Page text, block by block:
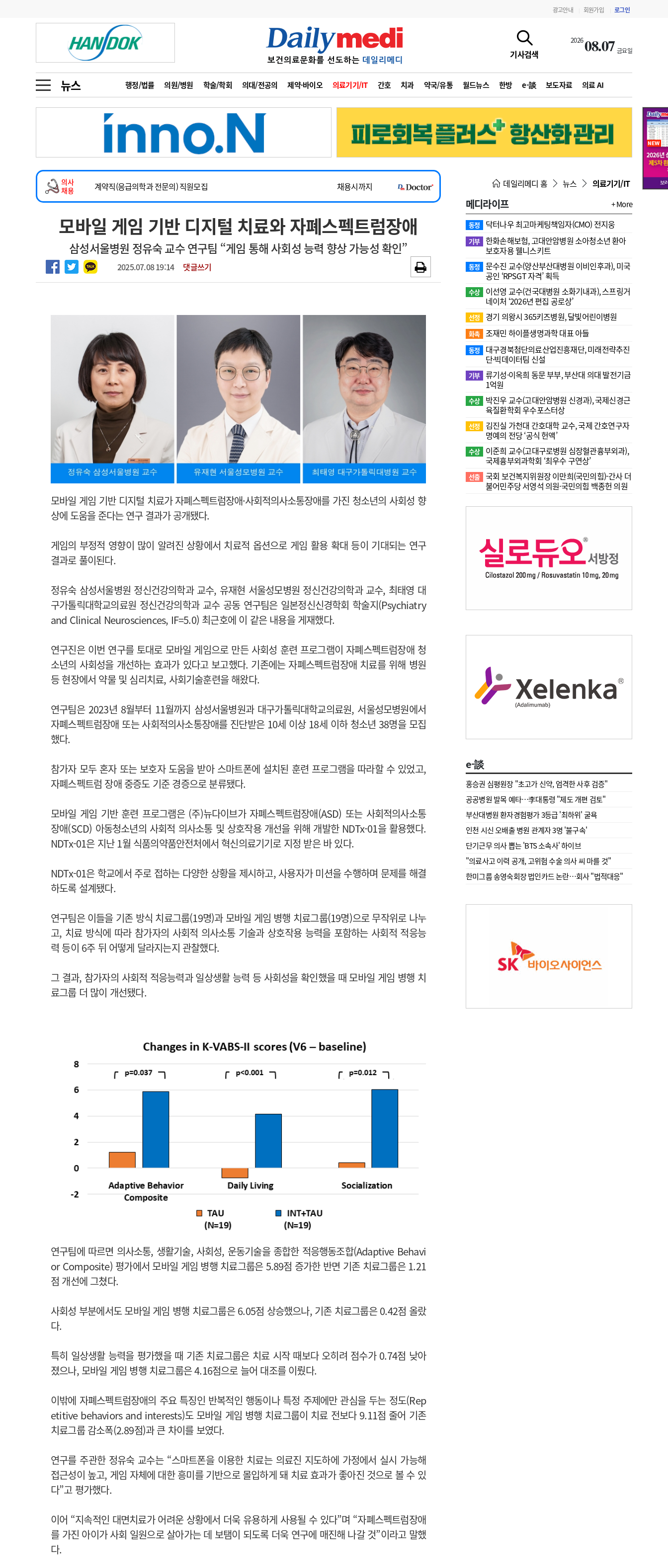
광고안내 회원가입 로그인
기사검색
202608.07 금요일
뉴스 행정/법률 의원/병원 학술/학회 의대/전공의 제약·바이오 의료기기/IT 간호 치과 약국/유통 월드뉴스 한방 e-談 보도자료 의료 AI
금주의 검색어
1
의사인력 수급 추계
3
AI의료
4
전공의 모집 결과
6
관리급여 실시
수련환경 개선
의과대학 입시
인사 사고
오피니언 수첩
인물 초대석 피플
동영상뉴스
포토뉴스
메디 Hospital 지역병원 중소병원
인포메이션 행정처분 판례 정책/통계 공시 지침·기준·평가 약제급여 심사 결과
고객센터 회사소개 법적고지 광고안내
의사
채용
2026년 하반기 인턴 모집
~2026-08-31
마취통증의학과 임기제 임상의사 채용
채용시까지
소아청소년과(소아응급전담) 계약직 의사 공개채용
채용시까지
하반기 전공의(레지던트1년차) 모집
~2026-08-15
2026년 하반기 인턴 모집
~2026-08-31
마취통증의학과 임기제 임상의사 채용
채용시까지
모바일 게임 기반 디지털 치료와 자폐스펙트럼장애
삼성서울병원 정유숙 교수 연구팀 “게임 통해 사회성 능력 향상 가능성 확인”
2025.07.08 19:14 댓글쓰기
모바일 게임 기반 디지털 치료가 자폐스펙트럼장애·사회적의사소통장애를 가진 청소년의 사회성 향
상에 도움을 준다는 연구 결과가 공개됐다.
게임의 부정적 영향이 많이 알려진 상황에서 치료적 옵션으로 게임 활용 확대 등이 기대되는 연구
결과로 풀이된다.
정유숙 삼성서울병원 정신건강의학과 교수, 유재현 서울성모병원 정신건강의학과 교수, 최태영 대
구가톨릭대학교의료원 정신건강의학과 교수 공동 연구팀은 일본정신신경학회 학술지(Psychiatry
and Clinical Neurosciences, IF=5.0) 최근호에 이 같은 내용을 게재했다.
연구진은 이번 연구를 토대로 모바일 게임으로 만든 사회성 훈련 프로그램이 자폐스펙트럼장애 청
소년의 사회성을 개선하는 효과가 있다고 보고했다. 기존에는 자폐스펙트럼장애 치료를 위해 병원
등 현장에서 약물 및 심리치료, 사회기술훈련을 해왔다.
연구팀은 2023년 8월부터 11월까지 삼성서울병원과 대구가톨릭대학교의료원, 서울성모병원에서
자폐스펙트럼장애 또는 사회적의사소통장애를 진단받은 10세 이상 18세 이하 청소년 38명을 모집
했다.
참가자 모두 혼자 또는 보호자 도움을 받아 스마트폰에 설치된 훈련 프로그램을 따라할 수 있었고,
자폐스펙트럼 장애 중증도 기준 경증으로 분류됐다.
모바일 게임 기반 훈련 프로그램은 (주)뉴다이브가 자폐스펙트럼장애(ASD) 또는 사회적의사소통
장애(SCD) 아동청소년의 사회적 의사소통 및 상호작용 개선을 위해 개발한 NDTx-01을 활용했다.
NDTx-01은 지난 1월 식품의약품안전처에서 혁신의료기기로 지정 받은 바 있다.
NDTx-01은 학교에서 주로 접하는 다양한 상황을 제시하고, 사용자가 미션을 수행하며 문제를 해결
하도록 설계됐다.
연구팀은 이들을 기존 방식 치료그룹(19명)과 모바일 게임 병행 치료그룹(19명)으로 무작위로 나누
고, 치료 방식에 따라 참가자의 사회적 의사소통 기술과 상호작용 능력을 포함하는 사회적 적응능
력 등이 6주 뒤 어떻게 달라지는지 관찰했다.
그 결과, 참가자의 사회적 적응능력과 일상생활 능력 등 사회성을 확인했을 때 모바일 게임 병행 치
료그룹 더 많이 개선됐다.
연구팀에 따르면 의사소통, 생활기술, 사회성, 운동기술을 종합한 적응행동조합(Adaptive Behavi
or Composite) 평가에서 모바일 게임 병행 치료그룹은 5.89점 증가한 반면 기존 치료그룹은 1.21
점 개선에 그쳤다.
사회성 부분에서도 모바일 게임 병행 치료그룹은 6.05점 상승했으나, 기존 치료그룹은 0.42점 올랐
다.
특히 일상생활 능력을 평가했을 때 기존 치료그룹은 치료 시작 때보다 오히려 점수가 0.74점 낮아
졌으나, 모바일 게임 병행 치료그룹은 4.16점으로 늘어 대조를 이뤘다.
이밖에 자폐스펙트럼장애의 주요 특징인 반복적인 행동이나 특정 주제에만 관심을 두는 정도(Rep
etitive behaviors and interests)도 모바일 게임 병행 치료그룹이 치료 전보다 9.11점 줄어 기존
치료그룹 감소폭(2.89점)과 큰 차이를 보였다.
연구를 주관한 정유숙 교수는 “스마트폰을 이용한 치료는 의료진 지도하에 가정에서 실시 가능해
접근성이 높고, 게임 자체에 대한 흥미를 기반으로 몰입하게 돼 치료 효과가 좋아진 것으로 볼 수 있
다”고 평가했다.
이어 “지속적인 대면치료가 어려운 상황에서 더욱 유용하게 사용될 수 있다”며 “자폐스펙트럼장애
를 가진 아이가 사회 일원으로 살아가는 데 보탬이 되도록 더욱 연구에 매진해 나갈 것”이라고 말했
다.
데일리메디 홈 뉴스 의료기기/IT
메디라이프 + More
동정 닥터나우 최고마케팅책임자(CMO) 전지웅
기부 한화손해보험, 고대안암병원 소아청소년 환아
보호자용 웰니스키트
동정
문수진 교수( 양산부산대병원 이비인후과), 미국
공인 ‘RPSGT 자격’ 획득
수상
이선영 교수(건국대병원 소화기내과), 스프링거
네이처 ‘2026년 편집 공로상’
선정 경기 의왕시 365키즈병원, 달빛어린이병원
화촉 조재민 하이플생명과학 대표 아들
동정
대구경북첨단의료산업진흥재단, 미래전략추진
단·빅데이터팀 신설
기부 류기성·이옥희 동문 부부, 부산대 의대 발전기금
1억원
수상
박진우 교수(고대안암병원 신경과), 국제신경근
육질환학회 우수포스터상
선정
김진실 가천대 간호대학 교수, 국제 간호연구자
명예의 전당 ‘공식 헌액’
수상
이준희 교수(고대구로병원 심장혈관흉부외과),
국제흉부외과학회 ‘최우수 구연상’
선출 국회 보건복지위원장 이만희(국민의힘)-간사 더
불어민주당 서영석 의원·국민의힘 백종헌 의원
e-談
홍승권 심평원장 " 초고가 신약, 엄격한 사후 검증"
공공병원 발목 예타…李대통령 "제도 개편 검토"
부산대병원 환자경험평가 3등급 '최하위' 굴욕
인천 시신 오배출 병원 관계자 3명 '불구속'
단기근무 의사 뽑는 'BTS 소속사' 하이브
"의료사고 이력 공개, 고위험 수술 의사 씨 마를 것"
한미그룹 송영숙회장 법인카드 논란…회사 "법적대응"